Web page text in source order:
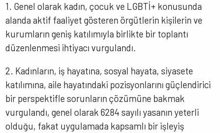
1. Genel olarak kadın, çocuk ve LGBTİ+ konusunda
alanda aktif faaliyet gösteren örgütlerin kişilerin ve
kurumların geniş katılımıyla birlikte bir toplantı
düzenlenmesi ihtiyacı vurgulandı.
2. Kadınların, iş hayatına, sosyal hayata, siyasete
katılımına, aile hayatındaki pozisyonlarını güçlendirici
bir perspektifle sorunların çözümüne bakmak
vurgulandı, genel olarak 6284 sayılı yasanın yeterli
olduğu, fakat uygulamada kapsamlı bir işleyiş